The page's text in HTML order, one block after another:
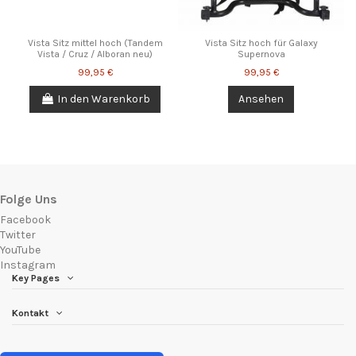
Vista Sitz mittel hoch (Tandem
Vista / Cruz / Alboran neu)
99,95 €
In den Warenkorb
Vista Sitz hoch für Galaxy
Supernova
99,95 €
Ansehen
Folge Uns
Facebook
Twitter
YouTube
Instagram
Key Pages
Kontakt